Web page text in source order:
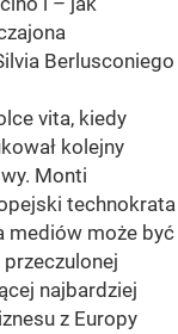
Berlusconiego
vita, kiedy
kolejny
Monti
technokrata
mediów może być
najbardziej
z Europy